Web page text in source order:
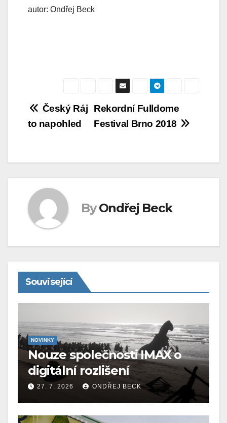
autor: Ondřej Beck
Navigace
pro
Rekordní Fulldome
Festival Brno 2018
Český Ráj
to napohled
By Ondřej Beck
Související
NOVINKY
Nouze společnosti IMAX o
digitální rozlišení
27. 7. 2026 ONDŘEJ BECK